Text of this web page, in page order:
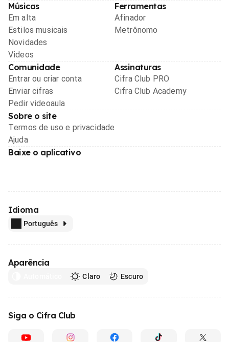
Músicas
Em alta
Estilos musicais
Novidades
Videos
Ferramentas
Afinador
Metrônomo
Comunidade
Entrar ou criar conta
Enviar cifras
Pedir videoaula
Assinaturas
Cifra Club PRO
Cifra Club Academy
Sobre o site
Termos de uso e privacidade
Ajuda
Baixe o aplicativo
Idioma
Português
Aparência
Claro Escuro
Siga o Cifra Club